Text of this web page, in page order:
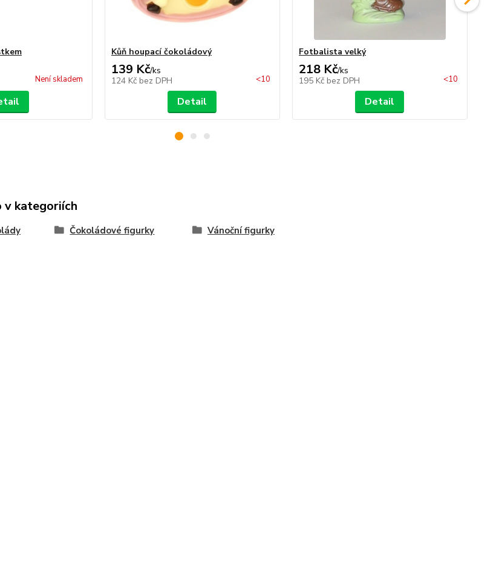
Není skladem
Kůň houpací čokoládový
139 Kč/ks
124 Kč bez DPH <10
Detail
Fotbalista velký
218 Kč/ks
195 Kč bez DPH <10
Detail
v kategoriích
Čokoládové figurky Vánoční figurky